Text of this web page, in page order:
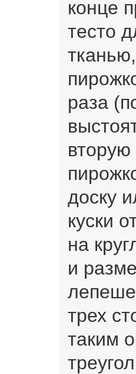
конце
тесто
раза
доску
куски
на
и
трех
таким